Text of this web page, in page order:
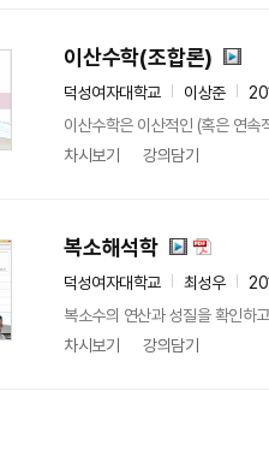
이산수학(조합론)
덕성여자대학교 이상준
이산수학은 이산적인 (혹은 연
차시보기
강의담기
복소해석학
덕성여자대학교 최성우
복소수의 연산과 성질을 확인하
차시보기
강의담기